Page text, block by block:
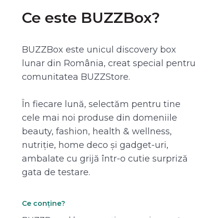
Ce este BUZZBox?
BUZZBox este unicul discovery box
lunar din România, creat special pentru
comunitatea BUZZStore.
În fiecare lună, selectăm pentru tine
cele mai noi produse din domeniile
beauty, fashion, health & wellness,
nutriție, home deco și gadget-uri,
ambalate cu grijă într-o cutie surpriză
gata de testare.
Ce conține?